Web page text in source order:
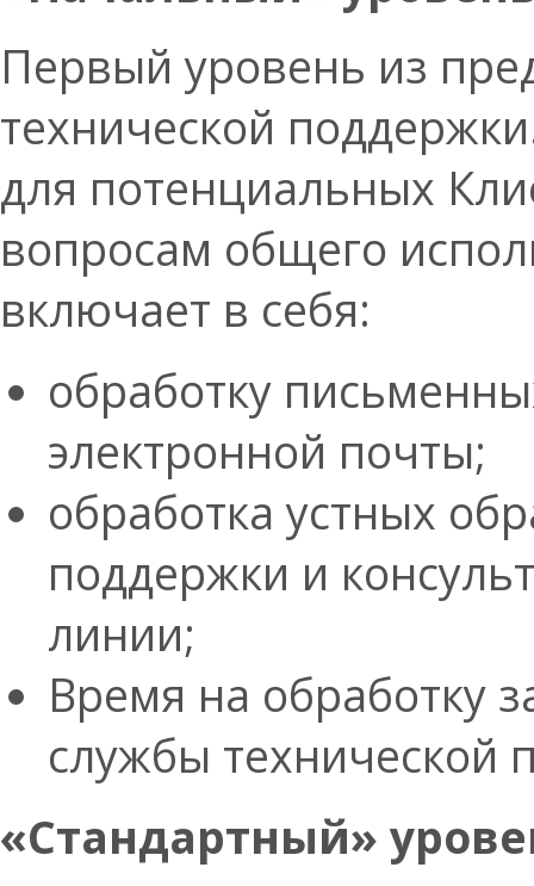
Первый уровень из
технической
для потенциальных
вопросам общего
включает в себя:
обработку
электронной почты;
обработка устных
поддержки и
линии;
Время на обработку
службы технической
«Стандартный»